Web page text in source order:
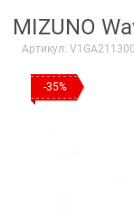
MIZUNO
Артикул: V1GA211300
-35%